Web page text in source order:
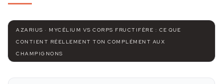
AZARIUS · MYCÉLIUM VS CORPS FRUCTIFÈRE : CE QUE
CONTIENT RÉELLEMENT TON COMPLÉMENT AUX
CHAMPIGNONS